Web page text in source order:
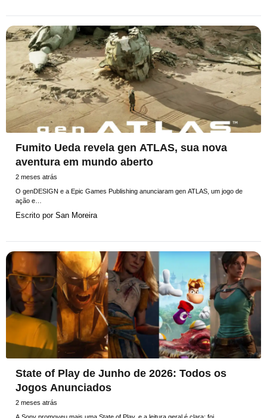
Fumito Ueda revela gen ATLAS, sua nova
aventura em mundo aberto
2 meses atrás
O genDESIGN e a Epic Games Publishing anunciaram gen ATLAS, um jogo de
ação e…
Escrito por San Moreira
State of Play de Junho de 2026: Todos os
Jogos Anunciados
2 meses atrás